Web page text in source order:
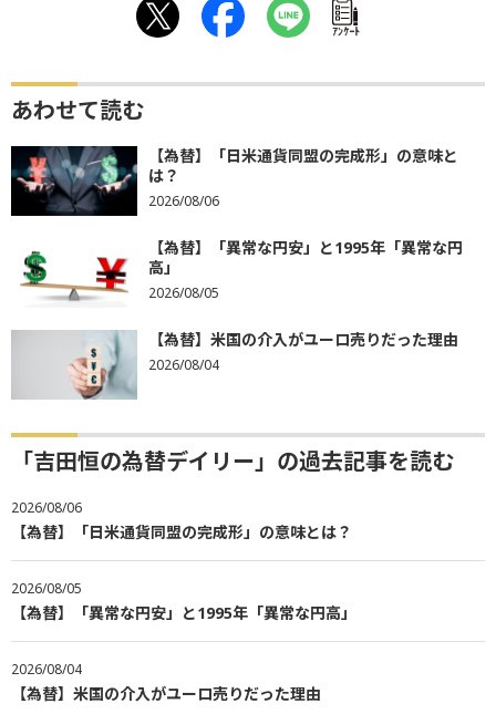
ｱﾝｹｰﾄ
あわせて読む
【為替】「日米通貨同盟の完成形」の意味と
は？
2026/08/06
【為替】「異常な円安」と1995年「異常な円
高」
2026/08/05
【為替】米国の介入がユーロ売りだった理由
2026/08/04
「吉田恒の為替デイリー」の過去記事を読む
2026/08/06
【為替】「日米通貨同盟の完成形」の意味とは？
2026/08/05
【為替】「異常な円安」と1995年「異常な円高」
2026/08/04
【為替】米国の介入がユーロ売りだった理由